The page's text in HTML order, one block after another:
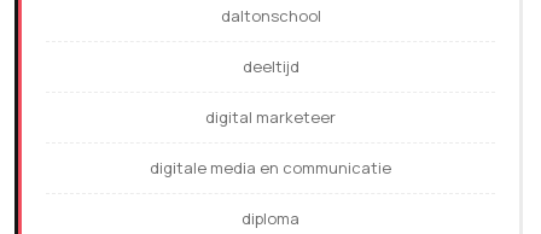
daltonschool
deeltijd
digital marketeer
digitale media en communicatie
diploma